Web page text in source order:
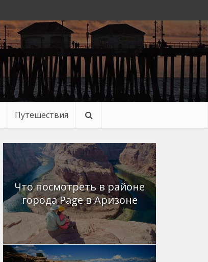
Путешествия
Что посмотреть в районе
города Page в Аризоне